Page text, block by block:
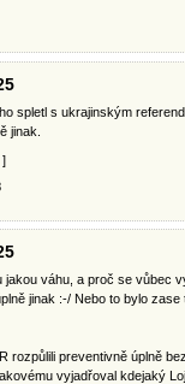
spletl s ukrajinským
jinak.
]
jakou váhu, a proč se vůbec
jinak :-/ Nebo to bylo
rozpůlili preventivně úplně
vyjadřoval kdejaký